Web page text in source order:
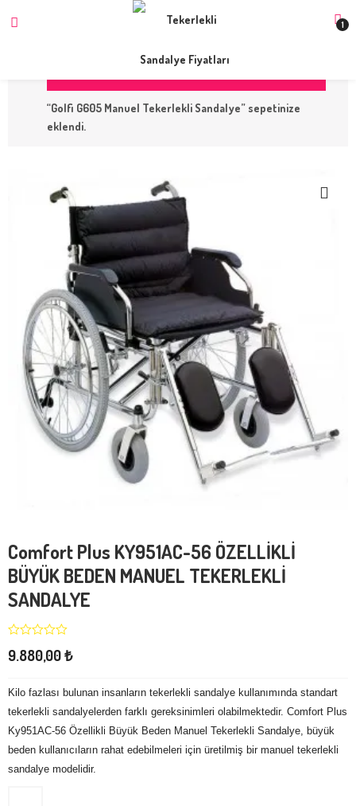
1
“Golfi G605 Manuel Tekerlekli Sandalye” sepetinize
eklendi.
Comfort Plus KY951AC-56 ÖZELLİKLİ
BÜYÜK BEDEN MANUEL TEKERLEKLİ
SANDALYE
9.880,00₺
Kilo fazlası bulunan insanların tekerlekli sandalye kullanımında standart
tekerlekli sandalyelerden farklı gereksinimleri olabilmektedir. Comfort Plus
Ky951AC-56 Özellikli Büyük Beden Manuel Tekerlekli Sandalye, büyük
beden kullanıcıların rahat edebilmeleri için üretilmiş bir manuel tekerlekli
sandalye modelidir.